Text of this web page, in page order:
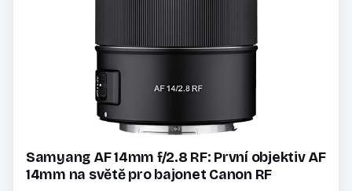
Samyang AF 14mm f/2.8 RF: První objektiv AF
14mm na světě pro bajonet Canon RF